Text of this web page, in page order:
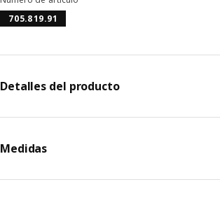
705.819.91
Detalles del producto
Medidas